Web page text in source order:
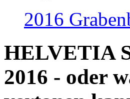
2016
HELVETIA
2016 - oder